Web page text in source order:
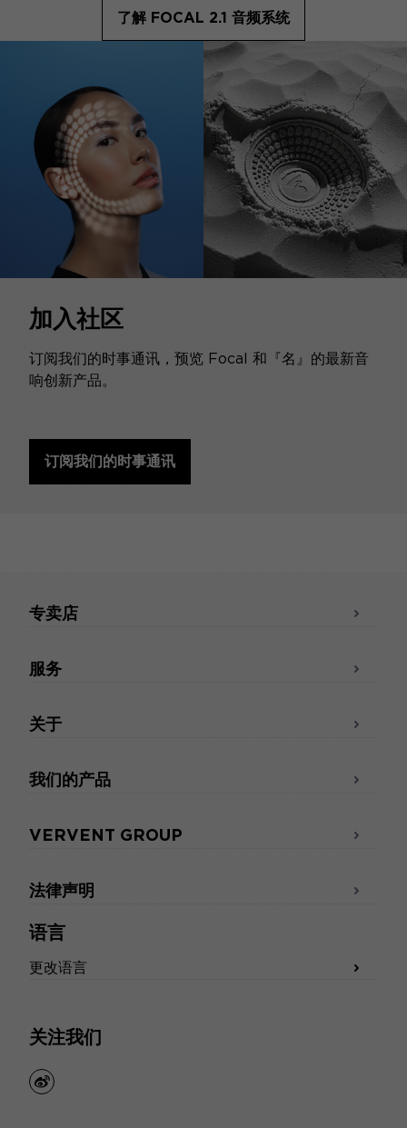
了解 FOCAL 2.1 音频系统
加入社区
订阅我们的时事通讯，预览 Focal 和『名』的最新音
响创新产品。
订阅我们的时事通讯
语言
更改语言
关注我们
weibo
专卖店
服务
关于
我们的产品
VERVENT GROUP
法律声明